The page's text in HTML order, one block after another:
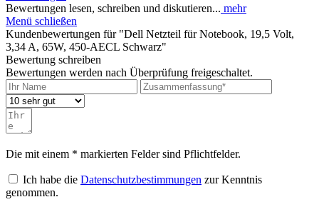
Bewertungen lesen, schreiben und diskutieren... mehr
Menü schließen
Kundenbewertungen für "Dell Netzteil für Notebook, 19,5 Volt,
3,34 A, 65W, 450-AECL Schwarz"
Bewertung schreiben
Bewertungen werden nach Überprüfung freigeschaltet.
Die mit einem * markierten Felder sind Pflichtfelder.
Ich habe die Datenschutzbestimmungen zur Kenntnis
genommen.